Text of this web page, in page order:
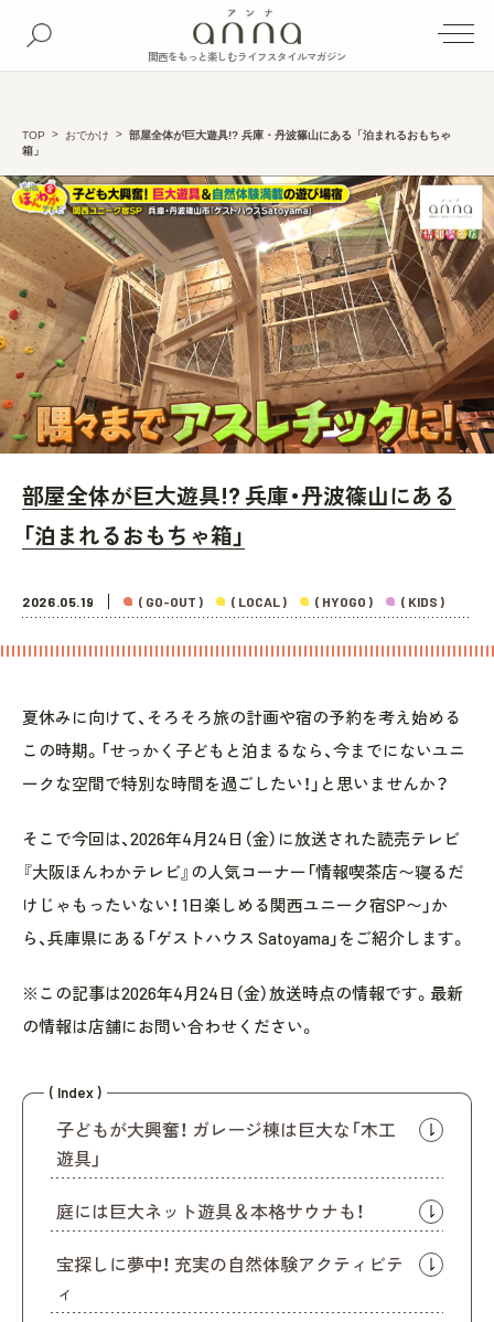
関西をもっと楽しむライフスタイルマガジン
TOP おでかけ
部屋全体が巨大遊具!? 兵庫・丹波篠山にある「泊まれるおもちゃ
箱」
部屋全体が巨大遊具!? 兵庫・丹波篠山にある
「泊まれるおもちゃ箱」
2026.05.19 ( GO-OUT ) ( LOCAL ) ( HYOGO ) ( KIDS )
夏休みに向けて、そろそろ旅の計画や宿の予約を考え始める
この時期。「せっかく子どもと泊まるなら、今までにないユニ
ークな空間で特別な時間を過ごしたい！」と思いませんか？
そこで今回は、2026年4月24日（金）に放送された読売テレビ
『大阪ほんわかテレビ』の人気コーナー「情報喫茶店〜寝るだ
けじゃもったいない！ 1日楽しめる関西ユニーク宿SP〜」か
ら、兵庫県にある「ゲストハウス Satoyama」をご紹介します。
※この記事は2026年4月24日（金）放送時点の情報です。最新
の情報は店舗にお問い合わせください。
( Index )
子どもが大興奮！ ガレージ棟は巨大な「木工
遊具」
庭には巨大ネット遊具＆本格サウナも！
宝探しに夢中！ 充実の自然体験アクティビテ
ィ